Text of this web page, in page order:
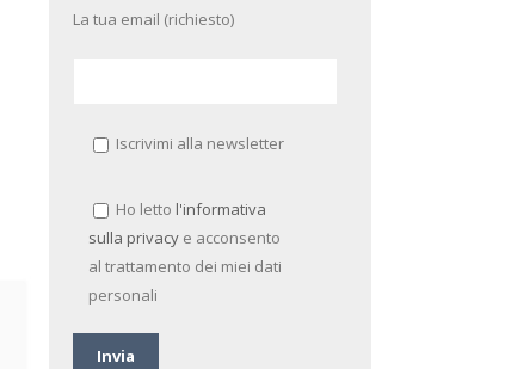
La tua email (richiesto)
Iscrivimi alla newsletter
Ho letto l'informativa
sulla privacy e acconsento
al trattamento dei miei dati
personali